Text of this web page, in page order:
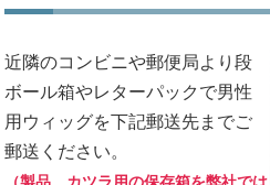
近隣のコンビニや郵便局より段
ボール箱やレターパックで男性
用ウィッグを下記郵送先までご
郵送ください。